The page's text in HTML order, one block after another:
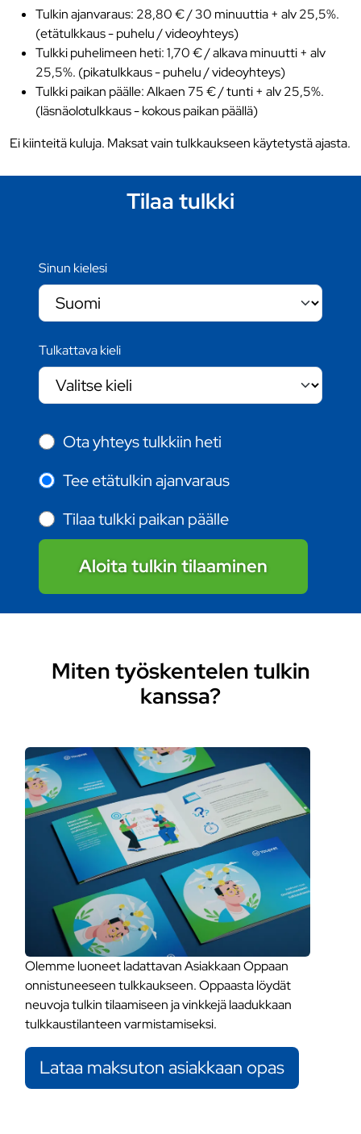
Tulkin ajanvaraus: 28,80 € / 30 minuuttia + alv 25,5%.
(etätulkkaus - puhelu / videoyhteys)
Tulkki puhelimeen heti: 1,70 € / alkava minuutti + alv
25,5%. (pikatulkkaus - puhelu / videoyhteys)
Tulkki paikan päälle: Alkaen 75 € / tunti + alv 25,5%.
(läsnäolotulkkaus - kokous paikan päällä)
Ei kiinteitä kuluja. Maksat vain tulkkaukseen käytetystä ajasta.
Tilaa tulkki
Sinun kielesi
Tulkattava kieli
Ota yhteys tulkkiin heti
Tee etätulkin ajanvaraus
Tilaa tulkki paikan päälle
Aloita tulkin tilaaminen
Miten työskentelen tulkin
kanssa?
Olemme luoneet ladattavan Asiakkaan Oppaan
onnistuneeseen tulkkaukseen. Oppaasta löydät
neuvoja tulkin tilaamiseen ja vinkkejä laadukkaan
tulkkaustilanteen varmistamiseksi.
Lataa maksuton asiakkaan opas